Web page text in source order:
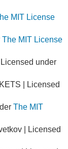
MIT License
The MIT License
under
| Licensed
The MIT
| Licensed